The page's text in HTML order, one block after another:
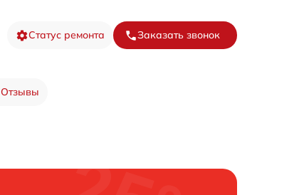
Статус ремонта Заказать звонок
Отзывы